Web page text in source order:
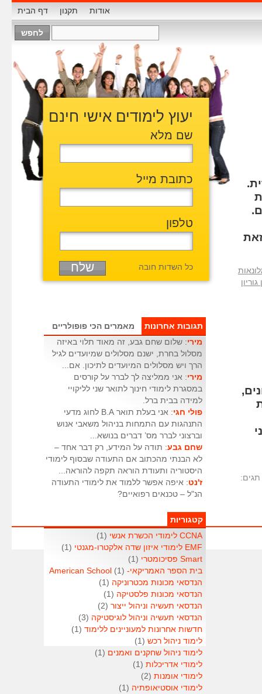
אודות תקנון דף הבית
תגים:
יעוץ לימודים אישי חינם
שם מלא
כתובת מייל
טלפון
כל השדות חובה
תגובות אחרונות
מאמרים הכי פופולריים
מירי: שלום שחם גבע, זה מאוד תלוי באיזה
מסלול בחרת, ישנם מסלולים שמיועדים לגיל
הרך ויש מסלולים המיועדים לתיכון. אם...
מירי: אני ממליצה לך לברר על קורסים
במסגרת לימודי חינוך לתואר שני לליקויי
למידה בבית ברל.
פולי חגי
: אני בעלת תואר B.A לחוג מדעי
התנהגות עם התמחות בניהול משאבי אנוש
וברצוני לברר מס’ דברים בנושא...
שחם גבע: תודה על המידע, רק דבר אחד –
לא הבנתי מהכתוב אם התעודה שבסוף לימודי
היסטוריה ותעודת הוראה תקפה להוראה...
ז'נט: איפה אפשר ללמוד את לימודי התעודה
הנ"ל – טכנאים רפואיים?
קטגוריות
CCNA לימודי הכשרת אנשי
(1)
EMF לימודי איזון שדה אלקטרו-מגנטי
(1)
Smart פסיכומטרי
(1)
בית הספר האמריקאי- American School (1)
הנדסאי מכונות מכטרוניקה (1)
הנדסאי מכונות פלסטיקה (1)
הנדסאי תעשיה וניהול ייצור (2)
הנדסאי תעשיה וניהול לוגיסטיקה (3)
חדשות אחרונות למעוניינים ללימוד (1)
לימוד ניהול רכש (1)
לימוד ניהול שחקנים ואמנים (1)
לימודי אדריכלות (1)
לימודי אומנות (2)
לימודי אוסטיאופתיה (1)